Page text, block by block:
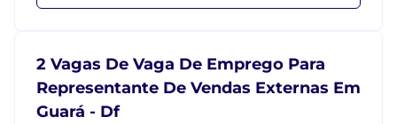
2 Vagas De Vaga De Emprego Para
Representante De Vendas Externas Em
Guará - Df